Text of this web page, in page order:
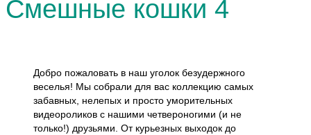
Смешные кошки 4
Добро пожаловать в наш уголок безудержного
веселья! Мы собрали для вас коллекцию самых
забавных, нелепых и просто уморительных
видеороликов с нашими четвероногими (и не
только!) друзьями. От курьезных выходок до